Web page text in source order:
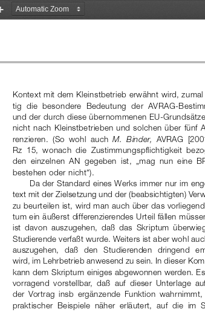
Zoom
Kontext mit dem Kleinstbetrieb erwähnt wird,
tig  die  besondere  Bedeutung  der  AVRAG-
und der durch diese übernommenen EU-
nicht nach Kleinstbetrieben und solchen über fünf
renzieren.  (So  wohl  auch M.  Binder, AVRAG
Rz  15,  wonach  die  Zustimmungspflichtigkeit
den  einzelnen  AN  gegeben  ist,  „mag  nun  eine
bestehen oder nicht“).
Da der Standard eines Werks immer nur im
text mit der Zielsetzung und der (beabsichtigten)
zu beurteilen ist, wird man auch über das
tum ein äußerst differenzierendes Urteil fällen
ist  davon  auszugehen,  daß  das  Skriptum
Studierende verfaßt wurde. Weiters ist aber wohl
auszugehen,   daß   den   Studierenden   dringend
wird, im Lehrbetrieb anwesend zu sein. In dieser
kann dem Skriptum einiges abgewonnen werden.
vorragend  vorstellbar,  daß  auf  dieser  Unterlage
der  Vortrag  insb  ergänzende  Funktion  wahrnimmt,
praktischer  Beispiele  näher  erläutert,  auf  die  im